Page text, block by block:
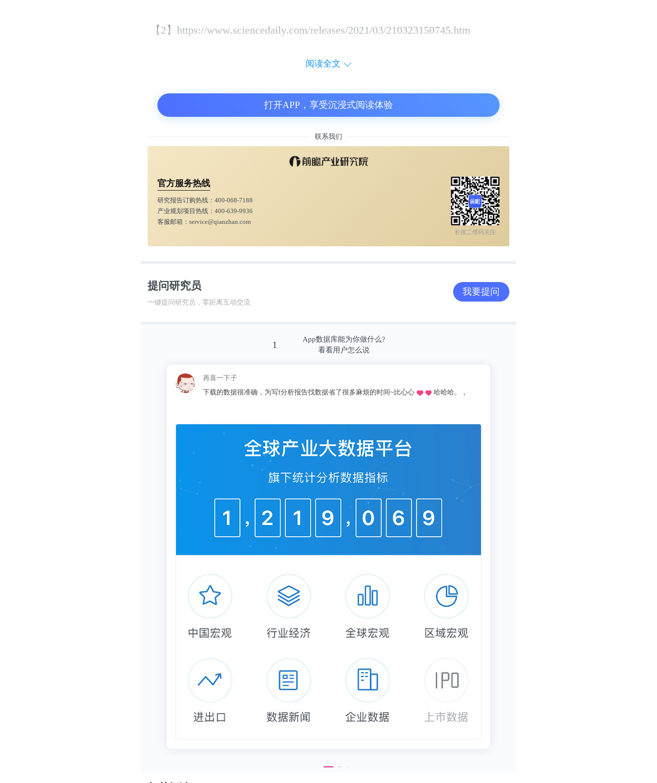
【2】https://www.sciencedaily.com/releases/2021/03/210323150745.htm
阅读全文
打开APP，享受沉浸式阅读体验
联系我们
官方服务热线
研究报告订购热线：400-068-7188
产业规划项目热线：400-639-9936
客服邮箱：service@qianzhan.com
长按二维码关注
提问研究员
一键提问研究员，零距离互动交流
我要提问
1
App数据库能为你做什么?
看看用户怎么说
再喜一下子
下载的数据很准确，为写f分析报告找数据省了很多麻烦的时间~比心心
哈哈哈。，